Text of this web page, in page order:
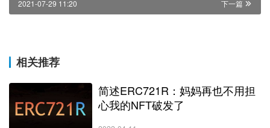
下一篇
2021-07-29 11:20
相关推荐
简述ERC721R：妈妈再也不用担
心我的NFT破发了